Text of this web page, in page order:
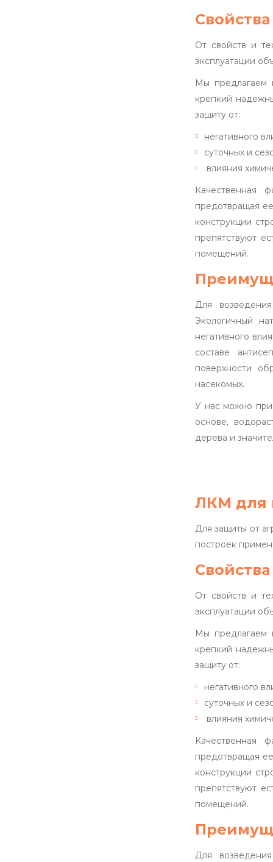
От свойств и
эксплуатации
Мы предлагаем
крепкий
защиту от:
негативного
суточных и
влияния
Качественная
предотвращая
конструкции
препятствуют
помещений.
Для
Экологичный
негативного
составе
поверхности
насекомых.
У нас можно
основе,
дерева и
ЛКМ для
Для защиты от
построек
От свойств и
эксплуатации
Мы предлагаем
крепкий
защиту от:
негативного
суточных и
влияния
Качественная
предотвращая
конструкции
препятствуют
помещений.
Для